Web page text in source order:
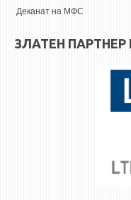
ASSISTANTS
Деканат на МФС
ЗЛАТЕН